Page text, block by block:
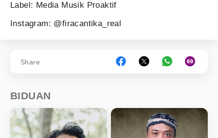
Label: Media Musik Proaktif
Instagram: @firacantika_real
Share
BIDUAN